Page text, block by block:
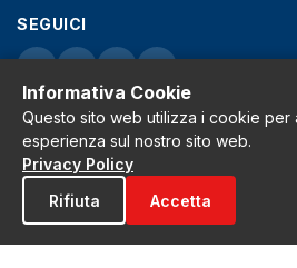
SEGUICI
Privacy Policy
Cookie Policy
Note legali
La Redazione
Informativa Cookie
Questo sito web utilizza i cookie per
esperienza sul nostro sito web.
Privacy Policy
Rifiuta
Accetta